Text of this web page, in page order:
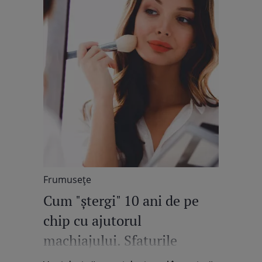
Frumuseţe
Cum "ștergi" 10 ani de pe
chip cu ajutorul
machiajului. Sfaturile